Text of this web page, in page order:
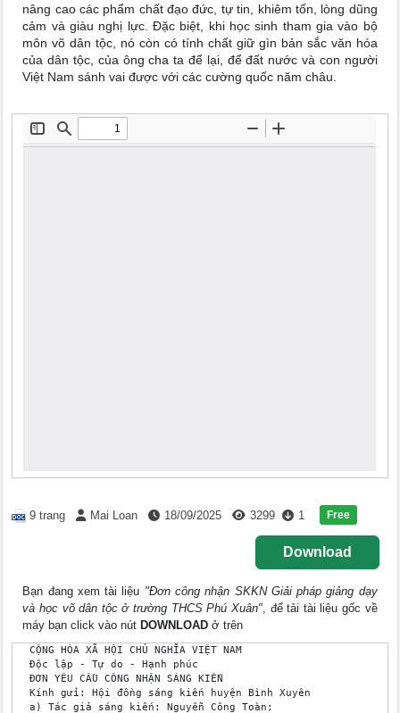
nâng cao các phẩm chất đạo đức, tự tin, khiêm tốn, lòng dũng
cảm và giàu nghị lực. Đặc biệt, khi học sinh tham gia vào bộ
môn võ dân tộc, nó còn có tính chất giữ gìn bản sắc văn hóa
của dân tộc, của ông cha ta để lại, để đất nước và con người
Việt Nam sánh vai được với các cường quốc năm châu.
9 trang Mai Loan 18/09/2025 3299 1 Free
Download
Bạn đang xem tài liệu "Đơn công nhận SKKN Giải pháp giảng dạy
và học võ dân tộc ở trường THCS Phú Xuân", để tải tài liệu gốc về
máy bạn click vào nút DOWNLOAD ở trên
CỘNG HÒA XÃ HỘI CHỦ NGHĨA VIỆT NAM
Độc lập - Tự do - Hạnh phúc
ĐƠN YÊU CẦU CÔNG NHẬN SÁNG KIẾN
Kính gửi: Hội đồng sáng kiến huyện Bình Xuyên
a) Tác giả sáng kiến: Nguyễn Công Toàn;